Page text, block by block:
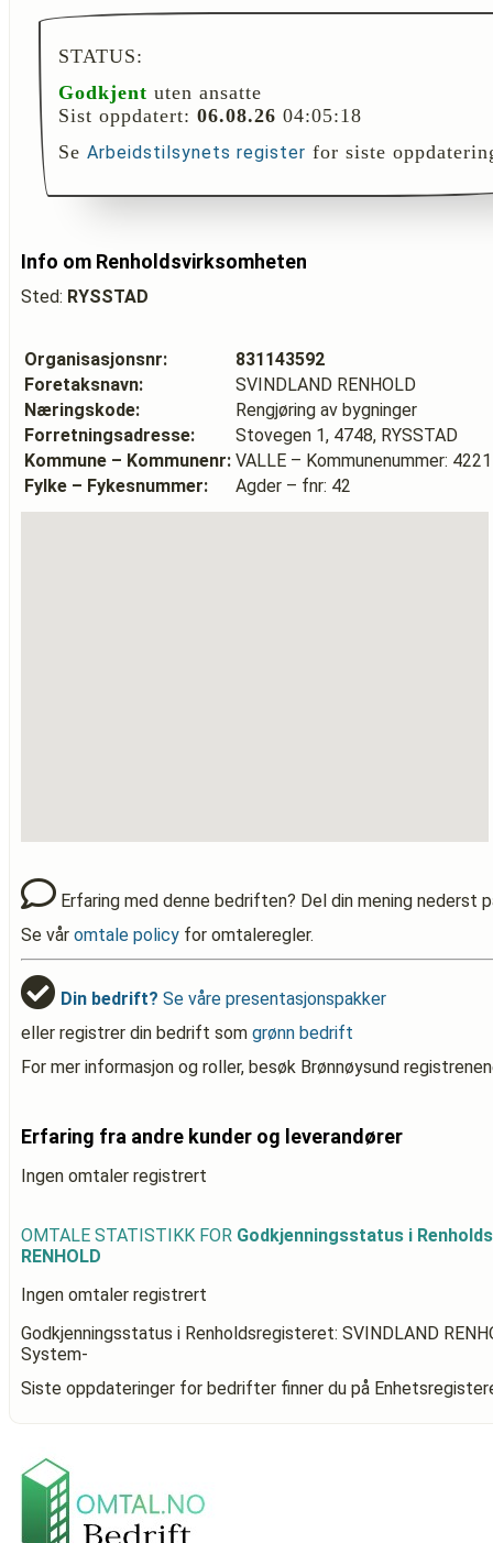
STATUS:
Godkjent uten ansatte
Sist oppdatert: 06.08.26 04:05:18
Se Arbeidstilsynets register for siste
Info om Renholdsvirksomheten
Sted: RYSSTAD
Organisasjonsnr:
831143592
Foretaksnavn:
SVINDLAND RENHOLD
Næringskode:
Rengjøring av bygninger
Forretningsadresse:
Stovegen 1, 4748, RYSSTAD
Kommune – Kommunenr: VALLE – Kommunenummer: 4221
Fylke – Fykesnummer:
Agder – fnr: 42
Erfaring med denne bedriften? Del din mening nederst
Se vår omtale policy for omtaleregler.
Din bedrift? Se våre presentasjonspakker
eller registrer din bedrift som grønn bedrift
For mer informasjon og roller, besøk Brønnøysund
Erfaring fra andre kunder og leverandører
Ingen omtaler registrert
OMTALE STATISTIKK FOR Godkjenningsstatus i
RENHOLD
Ingen omtaler registrert
Godkjenningsstatus i Renholdsregisteret: SVINDLAND
System-
Siste oppdateringer for bedrifter finner du på